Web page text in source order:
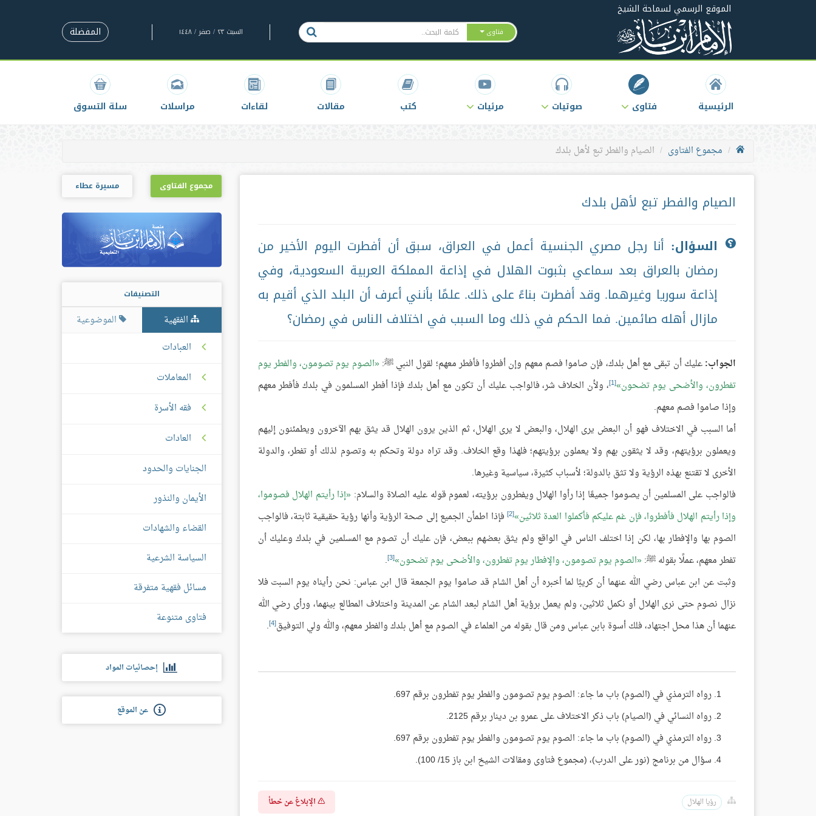
الموقع الرسمي لسماحة الشيخ
فتاوى السبت ٢٣ / صفر / ١٤٤٨ المفضلة
الرئيسية فتاوى صوتيات مرئيات كتب مقالات لقاءات مراسلات سلة التسوق
مجموع الفتاوى الصيام والفطر تبع لأهل بلدك
الصيام والفطر تبع لأهل بلدك
السؤال: أنا رجل مصري الجنسية أعمل في العراق، سبق أن أفطرت اليوم الأخير من
رمضان بالعراق بعد سماعي بثبوت الهلال في إذاعة المملكة العربية السعودية، وفي
إذاعة سوريا وغيرهما. وقد أفطرت بناءً على ذلك. علمًا بأنني أعرف أن البلد الذي أقيم به
مازال أهله صائمين. فما الحكم في ذلك وما السبب في اختلاف الناس في رمضان؟
الجواب:عليك أن تبقى مع أهل بلدك، فإن صاموا فصم معهم وإن أفطروا فأفطر معهم؛ لقول النبي ﷺ: الصوم يوم تصومون، والفطر يوم
تفطرون، والأضحى يوم تضحون [1] ، ولأن الخلاف شر، فالواجب عليك أن تكون مع أهل بلدك فإذا أفطر المسلمون في بلدك فأفطر معهم
وإذا صاموا فصم معهم.
أما السبب في الاختلاف فهو أن البعض يرى الهلال، والبعض لا يرى الهلال، ثم الذين يرون الهلال قد يثق بهم الآخرون ويطمئنون إليهم
ويعملون برؤيتهم، وقد لا يثقون بهم ولا يعملون برؤيتهم؛ فلهذا وقع الخلاف. وقد تراه دولة وتحكم به وتصوم لذلك أو تفطر، والدولة
الأخرى لا تقتنع بهذه الرؤية ولا تثق بالدولة؛ لأسباب كثيرة، سياسية وغيرها.
فالواجب على المسلمين أن يصوموا جميعًا إذا رأوا الهلال ويفطرون برؤيته، لعموم قوله عليه الصلاة والسلام: إذا رأيتم الهلال فصوموا،
وإذا رأيتم الهلال فأفطروا، فإن غم عليكم فأكملوا العدة ثلاثين [2] فإذا اطمأن الجميع إلى صحة الرؤية وأنها رؤية حقيقية ثابتة، فالواجب
الصوم بها والإفطار بها، لكن إذا اختلف الناس في الواقع ولم يثق بعضهم ببعض، فإن عليك أن تصوم مع المسلمين في بلدك وعليك أن
تفطر معهم، عملًا بقوله ﷺ: الصوم يوم تصومون، والإفطار يوم تفطرون، والأضحى يوم تضحون [3]
.
وثبت عن ابن عباس رضي الله عنهما أن كريبًا لما أخبره أن أهل الشام قد صاموا يوم الجمعة قال ابن عباس: نحن رأيناه يوم السبت فلا
نزال نصوم حتى نرى الهلال أو نكمل ثلاثين، ولم يعمل برؤية أهل الشام لبعد الشام عن المدينة واختلاف المطالع بينهما، ورأى رضي الله
عنهما أن هذا محل اجتهاد، فلك أسوة بابن عباس ومن قال بقوله من العلماء في الصوم مع أهل بلدك والفطر معهم، والله ولي التوفيق[4]
.
رواه الترمذي في (الصوم) باب ما جاء: الصوم يوم تصومون والفطر يوم تفطرون برقم 697.
رواه النسائي في (الصيام) باب ذكر الاختلاف على عمرو بن دينار برقم 2125.
رواه الترمذي في (الصوم) باب ما جاء: الصوم يوم تصومون والفطر يوم تفطرون برقم 697.
سؤال من برنامج (نور على الدرب)، (مجموع فتاوى ومقالات الشيخ ابن باز 15/ 100).
رؤيا الهلال الإبلاغ عن خطأ
مجموع الفتاوى مسيرة عطاء
التصنيفات
الفقهية
الموضوعية
العبادات
المعاملات
فقه الأسرة
العادات
الجنايات والحدود
الأيمان والنذور
القضاء والشهادات
السياسة الشرعية
مسائل فقهية متفرقة
فتاوى متنوعة
إحصائيات المواد
عن الموقع